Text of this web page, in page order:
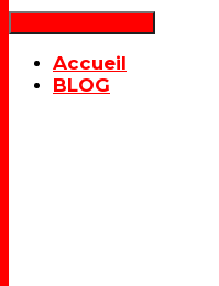
Accueil
BLOG